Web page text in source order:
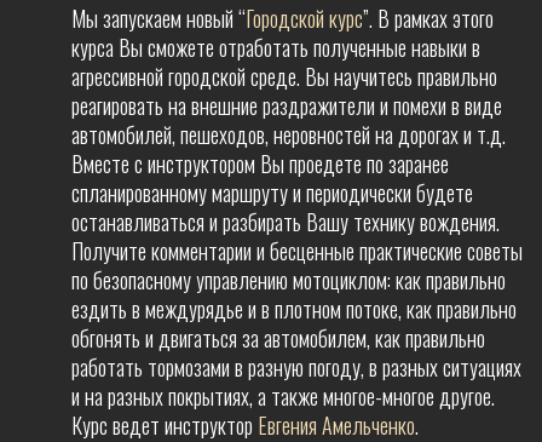
Мы запускаем новый “Городской курс”. В рамках этого
курса Вы сможете отработать полученные навыки в
агрессивной городской среде. Вы научитесь правильно
реагировать на внешние раздражители и помехи в виде
автомобилей, пешеходов, неровностей на дорогах и т.д.
Вместе с инструктором Вы проедете по заранее
спланированному маршруту и периодически будете
останавливаться и разбирать Вашу технику вождения.
Получите комментарии и бесценные практические советы
по безопасному управлению мотоциклом: как правильно
ездить в междурядье и в плотном потоке, как правильно
обгонять и двигаться за автомобилем, как правильно
работать тормозами в разную погоду, в разных ситуациях
и на разных покрытиях, а также многое-многое другое.
Курс ведет инструктор Евгения Амельченко.